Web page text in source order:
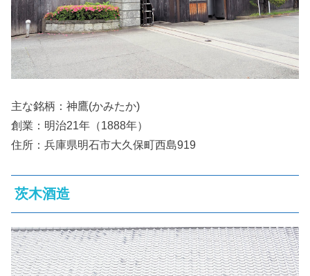
主な銘柄：神鷹(かみたか)
創業：明治21年（1888年）
住所：兵庫県明石市大久保町西島919
茨木酒造